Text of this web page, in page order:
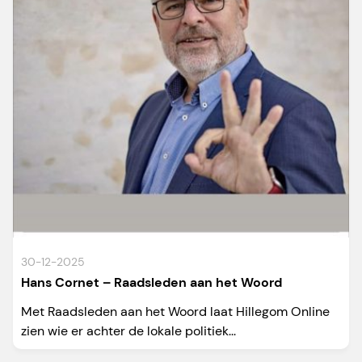
30-12-2025
Hans Cornet – Raadsleden aan het Woord
Met Raadsleden aan het Woord laat Hillegom Online
zien wie er achter de lokale politiek...